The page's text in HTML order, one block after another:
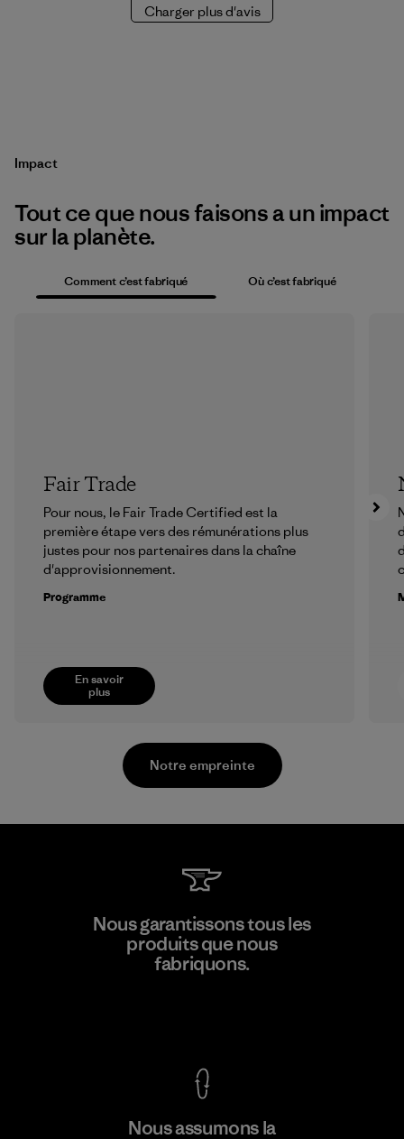
Charger plus d'avis
Impact
Tout ce que nous faisons a un impact
sur la planète.
Comment c’est fabriqué Où c’est fabriqué
En savoir
plus
Fair Trade
Pour nous, le Fair Trade Certified est la
première étape vers des rémunérations plus
justes pour nos partenaires dans la chaîne
d'approvisionnement.
Programme
W.L. Gore & Associates, Inc.
Material-supplier
Notre empreinte
Nous garantissons tous les
produits que nous
fabriquons.
Nous assumons la